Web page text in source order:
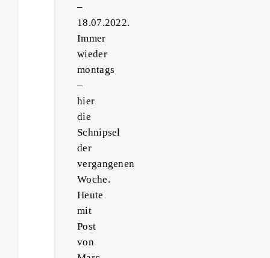
–
18.07.2022.
Immer
wieder
montags
–
hier
die
Schnipsel
der
vergangenen
Woche.
Heute
mit
Post
von